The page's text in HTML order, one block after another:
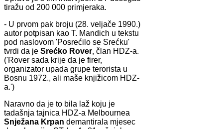
tiražu od 200 000 primjeraka.
- U prvom pak broju (28. veljače 1990.)
autor potpisan kao T. Mandich u tekstu
pod naslovom 'Posrećilo se Srećku'
tvrdi da je Srećko Rover, član HDZ-a.
('Rover sada krije da je firer,
organizator upada grupe terorista u
Bosnu 1972., ali maše knjižicom HDZ-
a.')
Naravno da je to bila laž koju je
tadašnja tajnica HDZ-a Melbournea
Snježana Krpan demantirala mjesec